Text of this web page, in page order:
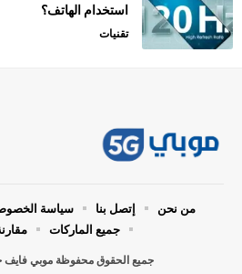
استخدام الهاتف؟
تقنيات
جميع الحقوق محفوظة موبي فايف جي 2016 -
من نحن إتصل بنا سياسة
جميع الماركات